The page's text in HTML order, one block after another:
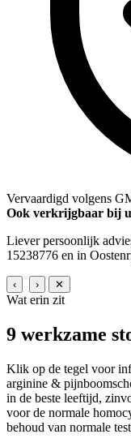
Vervaardigd volgens
Ook verkrijgbaar bij
Liever persoonlijk
15238776 en in
‹ › ✕
Wat erin zit
9 werkzame
Klik op de tegel voor
arginine &
in de beste leeftijd,
voor de normale
behoud van normale